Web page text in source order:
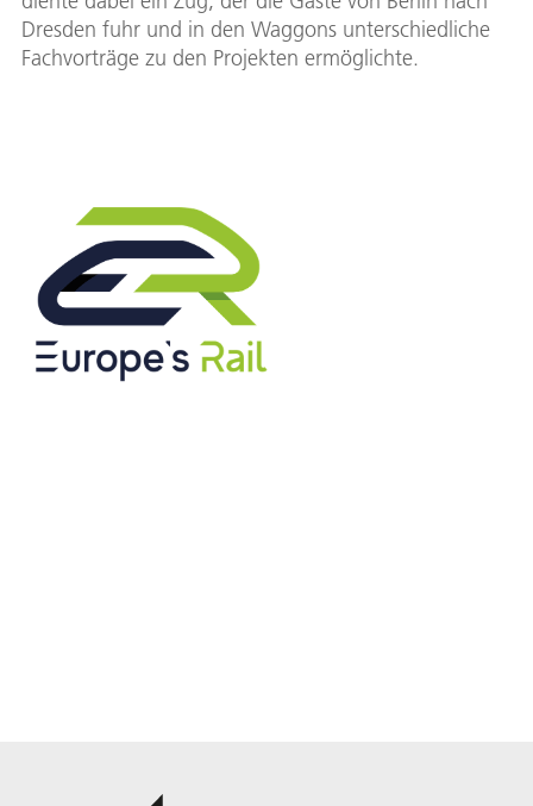
Dresden fuhr und in den Waggons unterschiedliche
Fachvorträge zu den Projekten ermöglichte.